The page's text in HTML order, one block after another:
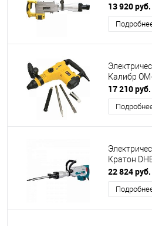
13 920 руб.
Калибр
17 210 руб.
Кратон
22 824 руб.